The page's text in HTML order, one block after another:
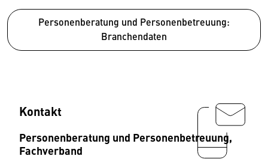
Personenberatung und Personenbetreuung:
Branchendaten
Kontakt
Personenberatung und Personenbetreuung,
Fachverband